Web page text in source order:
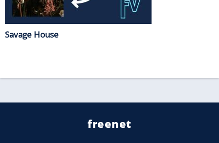
Savage House
freenet